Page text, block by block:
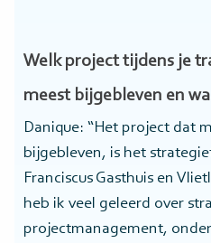
Welk project tijdens je
meest bijgebleven en
Danique: “Het project dat
bijgebleven, is het
Franciscus Gasthuis en
heb ik veel geleerd over
projectmanagement,